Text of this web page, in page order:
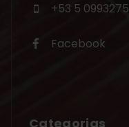
+53 5 0993275
Facebook
Categorias